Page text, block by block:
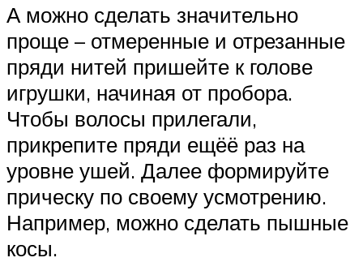
А можно сделать значительно
проще – отмеренные и отрезанные
пряди нитей пришейте к голове
игрушки, начиная от пробора.
Чтобы волосы прилегали,
прикрепите пряди ещёё раз на
уровне ушей. Далее формируйте
прическу по своему усмотрению.
Например, можно сделать пышные
косы.